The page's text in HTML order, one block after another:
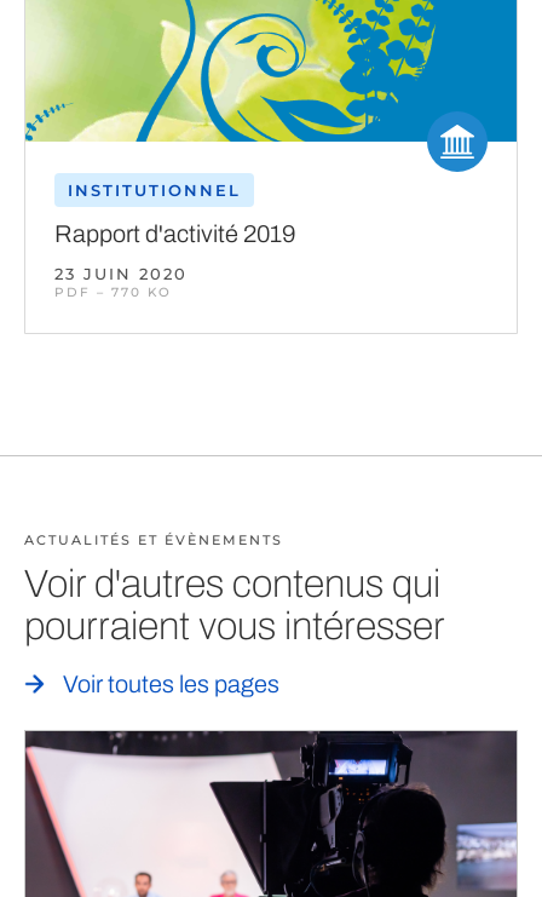
INSTITUTIONNEL
Rapport d'activité 2019
23 JUIN 2020
PDF – 770 KO
ACTUALITÉS ET ÉVÈNEMENTS
Voir d'autres contenus qui
pourraient vous intéresser
Voir toutes les pages